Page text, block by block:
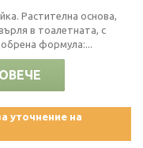
Растителна основа,
в тоалетната, с
формула:...
уточнение на